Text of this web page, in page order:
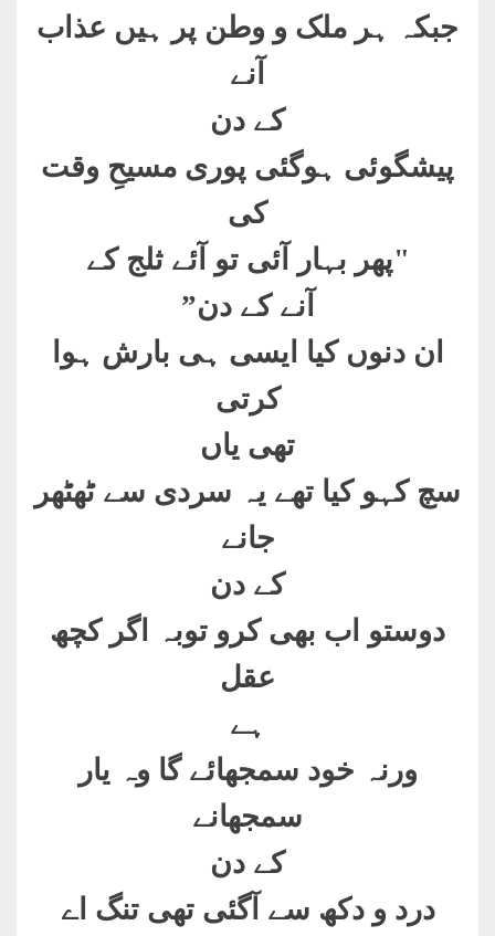
جبکہ ہر ملک و وطن پر ہیں عذاب
آنے
کے دن
پیشگوئی ہوگئی پوری مسیحِ وقت
کی
"پھر بہار آئی تو آئے ثلج کے
آنے کے دن”
ان دنوں کیا ایسی ہی بارش ہوا
کرتی
تھی یاں
سچ کہو کیا تھے یہ سردی سے ٹھٹھر
جانے
کے دن
دوستو اب بھی کرو توبہ اگر کچھ
عقل
ہے
ورنہ خود سمجھائے گا وہ یار
سمجھانے
کے دن
درد و دکھ سے آگئی تھی تنگ اے